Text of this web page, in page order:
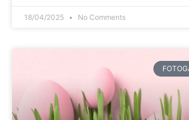
18/04/2025 No Comments